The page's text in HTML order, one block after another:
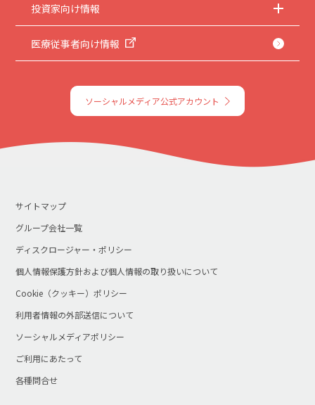
投資家向け情報
医療従事者向け情報
ソーシャルメディア公式アカウント
サイトマップ
グループ会社一覧
ディスクロージャー・ポリシー
個人情報保護方針および個人情報の取り扱いについて
Cookie（クッキー）ポリシー
利用者情報の外部送信について
ソーシャルメディアポリシー
ご利用にあたって
各種問合せ